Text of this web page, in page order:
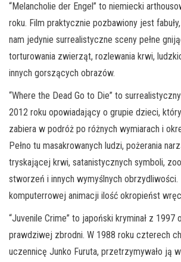
“Melancholie der Engel” to niemiecki
roku. Film praktycznie pozbawiony jest
nam jedynie surrealistyczne sceny pełne
torturowania zwierząt, rozlewania krwi,
innych gorszących obrazów.
“Where the Dead Go to Die” to
2012 roku opowiadający o grupie dzieci,
zabiera w podróż po różnych wymiarach i
Pełno tu masakrowanych ludzi, pożerania
tryskającej krwi, satanistycznych symboli,
stworzeń i innych wymyślnych
komputerrowej animacji ilość okropieńst
“Juvenile Crime” to japoński kryminał z 1997
prawdziwej zbrodni. W 1988 roku czterech
uczennicę Junko Furuta, przetrzymywało ją